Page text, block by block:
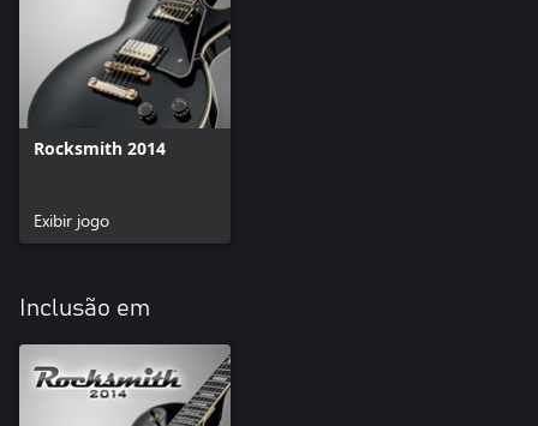
Rocksmith 2014
Exibir jogo
Inclusão em